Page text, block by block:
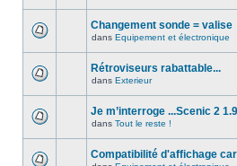
Changement sonde = valise
dans Equipement et électronique
Rétroviseurs rabattable...
dans Exterieur
Je m’interroge ...Scenic 2
dans Tout le reste !
Compatibilité d'affichage